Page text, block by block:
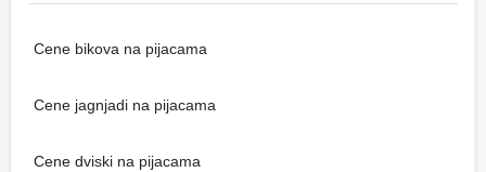
Cene bikova na pijacama
Cene jagnjadi na pijacama
Cene dviski na pijacama